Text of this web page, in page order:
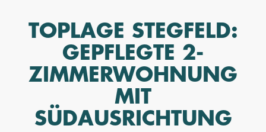
TOPLAGE STEGFELD:
GEPFLEGTE 2-
ZIMMERWOHNUNG
MIT
SÜDAUSRICHTUNG